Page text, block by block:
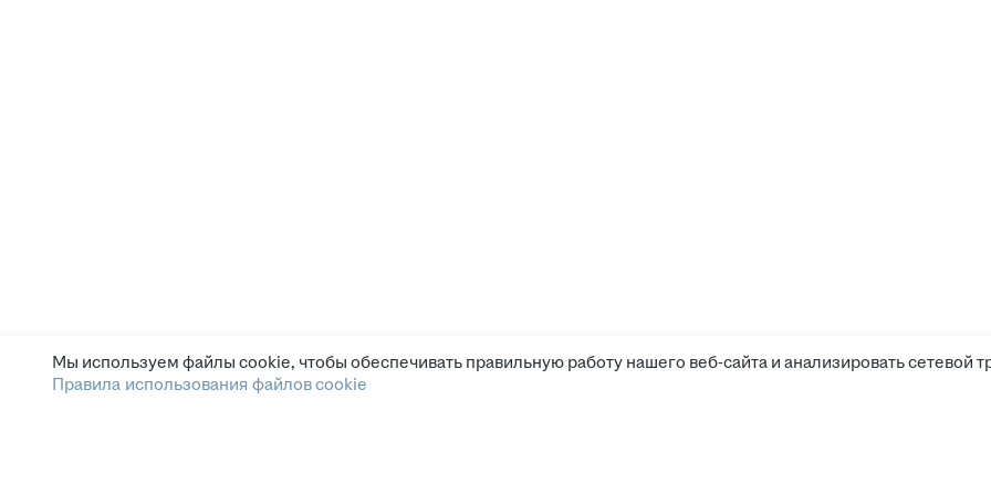
Мы используем файлы cookie, чтобы обеспечивать правильную работу нашего веб-сайта и анализировать сетевой
Правила использования файлов cookie